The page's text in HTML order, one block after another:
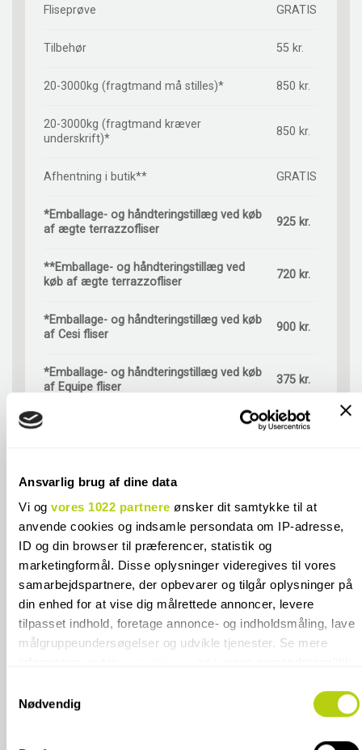
Ansvarlig brug af dine data
Vi og vores 1022 partnere ønsker dit samtykke til at
anvende cookies og indsamle persondata om IP-adresse,
ID og din browser til præferencer, statistik og
marketingformål. Disse oplysninger videregives til vores
samarbejdspartnere, der opbevarer og tilgår oplysninger på
din enhed for at vise dig målrettede annoncer, levere
tilpasset indhold, foretage annonce- og indholdsmåling, lave
målgruppeundersøgelser og udvikle tjenester. Se mere
indstillinger fra vores "Cookiedeklaration", eller ved at trykke
Nødvendig
Fliseprøve GRATIS
Tilbehør 55 kr.
20-3000kg (fragtmand må stilles)* 850 kr.
20-3000kg (fragtmand kræver
underskrift)*
850 kr.
Afhentning i butik** GRATIS
*Emballage- og håndteringstillæg ved køb
af ægte terrazzofliser
925 kr.
**Emballage- og håndteringstillæg ved
køb af ægte terrazzofliser
720 kr.
*Emballage- og håndteringstillæg ved køb
af Cesi fliser
900 kr.
*Emballage- og håndteringstillæg ved køb
af Equipe fliser
375 kr.
**Emballage- og håndteringstillæg ved
900 kr.
**Emballage- og håndteringstillæg ved
køb af Equipe fliser
SPECIFIKATIONER
KONTAKT OS